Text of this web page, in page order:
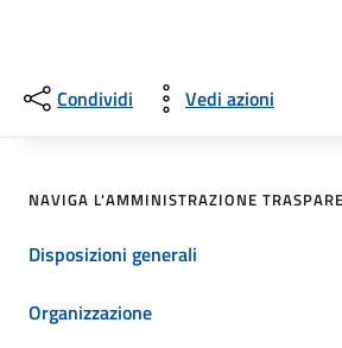
Condividi Vedi azioni
NAVIGA L'AMMINISTRAZIONE
Disposizioni generali
Organizzazione